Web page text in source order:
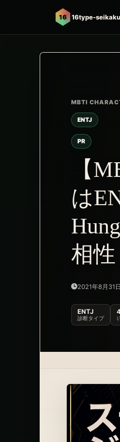
16 16type-
ENTJ
PR
【
は
相性
2021年8月31日
ENTJ
診断タイプ